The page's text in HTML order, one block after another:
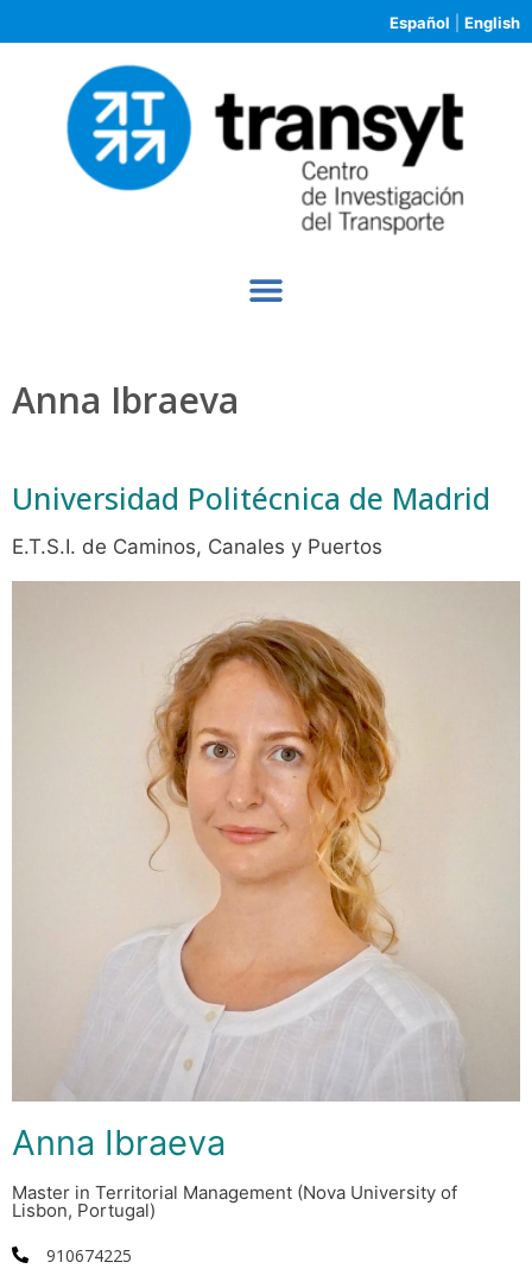
Español English
Anna Ibraeva
Universidad Politécnica de Madrid
E.T.S.I. de Caminos, Canales y Puertos
Anna Ibraeva
Master in Territorial Management (Nova University of
Lisbon, Portugal)
910674225